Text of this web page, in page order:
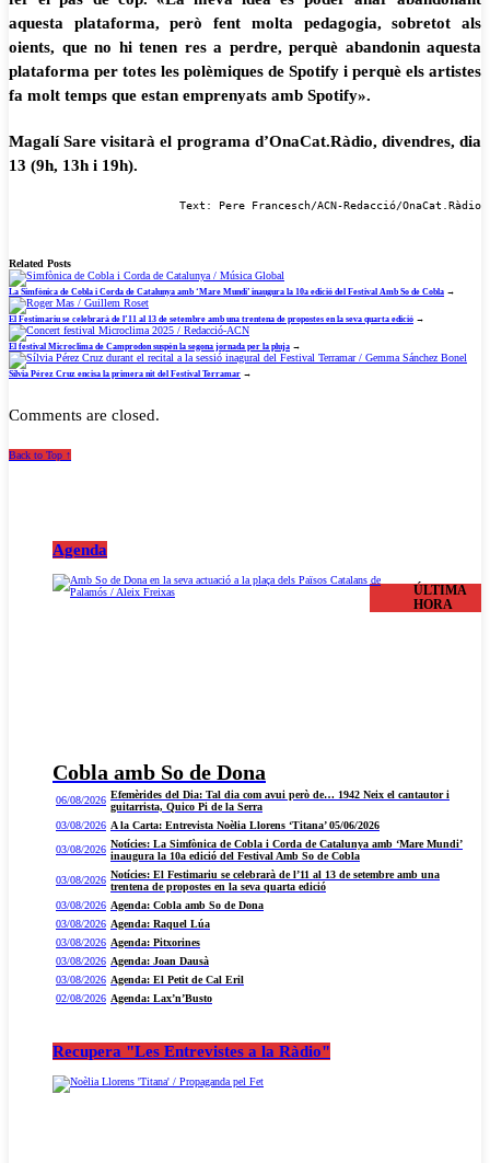
aquesta plataforma, però fent molta pedagogia, sobretot als
oients, que no hi tenen res a perdre, perquè abandonin aquesta
plataforma per totes les polèmiques de Spotify i perquè els artistes
fa molt temps que estan emprenyats amb Spotify».
Magalí Sare visitarà el programa d’OnaCat.Ràdio, divendres, dia
13 (9h, 13h i 19h).
Text: Pere Francesch/ACN-Redacció/OnaCat.Ràdio
Related Posts
La Simfònica de Cobla i Corda de Catalunya amb ‘Mare Mundi’ inaugura la 10a edició del Festival Amb So de Cobla →
El Festimariu se celebrarà de l’11 al 13 de setembre amb una trentena de propostes en la seva quarta edició →
El festival Microclima de Camprodon suspèn la segona jornada per la pluja →
Sílvia Pérez Cruz encisa la primera nit del Festival Terramar →
Comments are closed.
Back to Top ↑
Agenda
Cobla amb So de Dona
ÚLTIMA
HORA
06/08/2026 Efemèrides del Dia: Tal dia com avui però de… 1942 Neix el cantautor i
guitarrista, Quico Pi de la Serra
03/08/2026 A la Carta: Entrevista Noèlia Llorens ‘Titana’ 05/06/2026
03/08/2026 Notícies: La Simfònica de Cobla i Corda de Catalunya amb ‘Mare Mundi’
inaugura la 10a edició del Festival Amb So de Cobla
03/08/2026 Notícies: El Festimariu se celebrarà de l’11 al 13 de setembre amb una
trentena de propostes en la seva quarta edició
03/08/2026 Agenda: Cobla amb So de Dona
03/08/2026 Agenda: Raquel Lúa
03/08/2026 Agenda: Pitxorines
03/08/2026 Agenda: Joan Dausà
03/08/2026 Agenda: El Petit de Cal Eril
02/08/2026 Agenda: Lax’n’Busto
Recupera "Les Entrevistes a la Ràdio"